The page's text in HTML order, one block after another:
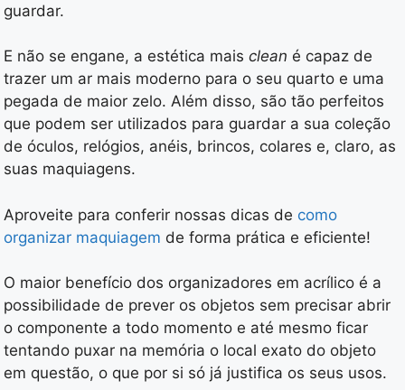
guardar.
E não se engane, a estética mais clean é capaz de
trazer um ar mais moderno para o seu quarto e uma
pegada de maior zelo. Além disso, são tão perfeitos
que podem ser utilizados para guardar a sua coleção
de óculos, relógios, anéis, brincos, colares e, claro, as
suas maquiagens.
Aproveite para conferir nossas dicas de como
organizar maquiagem de forma prática e eficiente!
O maior benefício dos organizadores em acrílico é a
possibilidade de prever os objetos sem precisar abrir
o componente a todo momento e até mesmo ficar
tentando puxar na memória o local exato do objeto
em questão, o que por si só já justifica os seus usos.